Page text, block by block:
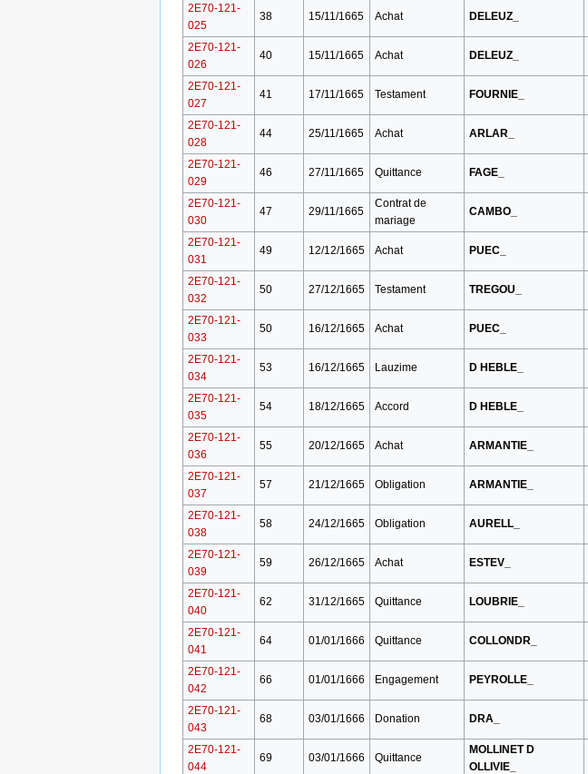
2E70-121-
025
38 15/11/1665 Achat DELEUZ_
2E70-121-
026
40 15/11/1665 Achat DELEUZ_
2E70-121-
027
41 17/11/1665 Testament FOURNIE_
2E70-121-
028
44 25/11/1665 Achat ARLAR_
2E70-121-
029
46 27/11/1665 Quittance FAGE_
2E70-121-
030
47 29/11/1665
Contrat de
mariage
CAMBO_
2E70-121-
031
49 12/12/1665 Achat PUEC_
2E70-121-
032
50 27/12/1665 Testament TREGOU_
2E70-121-
033
50 16/12/1665 Achat PUEC_
2E70-121-
034
53 16/12/1665 Lauzime D HEBLE_
2E70-121-
035
54 18/12/1665 Accord D HEBLE_
2E70-121-
036
55 20/12/1665 Achat ARMANTIE_
2E70-121-
037
57 21/12/1665 Obligation ARMANTIE_
2E70-121-
038
58 24/12/1665 Obligation AURELL_
2E70-121-
039
59 26/12/1665 Achat ESTEV_
2E70-121-
040
62 31/12/1665 Quittance LOUBRIE_
2E70-121-
041
64 01/01/1666 Quittance COLLONDR_
2E70-121-
042
66 01/01/1666 Engagement PEYROLLE_
2E70-121-
043
68 03/01/1666 Donation DRA_
2E70-121-
044
69 03/01/1666 Quittance
MOLLINET D
OLLIVIE_